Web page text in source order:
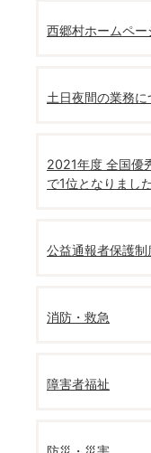
西郷村ホームペ
土日夜間の業務に
2021年度 全国優
で1位となりました
公益通報者保護制
消防・救急
障害者福祉